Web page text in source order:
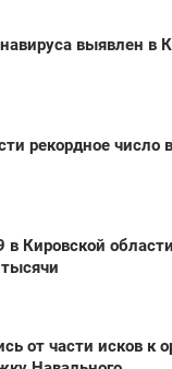
выявлен в
рекордное число
в Кировской
от части исков к